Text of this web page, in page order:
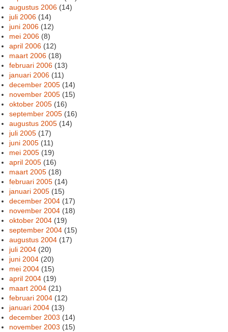
augustus 2006 (14)
juli 2006 (14)
juni 2006 (12)
mei 2006 (8)
april 2006 (12)
maart 2006 (18)
februari 2006 (13)
januari 2006 (11)
december 2005 (14)
november 2005 (15)
oktober 2005 (16)
september 2005 (16)
augustus 2005 (14)
juli 2005 (17)
juni 2005 (11)
mei 2005 (19)
april 2005 (16)
maart 2005 (18)
februari 2005 (14)
januari 2005 (15)
december 2004 (17)
november 2004 (18)
oktober 2004 (19)
september 2004 (15)
augustus 2004 (17)
juli 2004 (20)
juni 2004 (20)
mei 2004 (15)
april 2004 (19)
maart 2004 (21)
februari 2004 (12)
januari 2004 (13)
december 2003 (14)
november 2003 (15)